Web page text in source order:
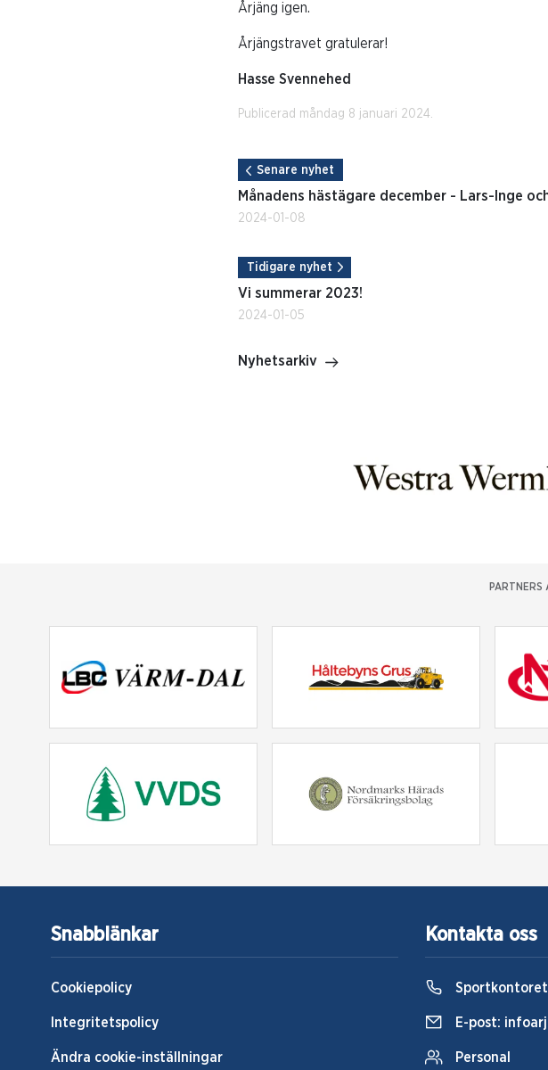
Årjäng igen.
Årjängstravet gratulerar!
Hasse Svennehed
Publicerad måndag 8 januari 2024.
Senare nyhet
Månadens hästägare december - Lars-Inge
2024-01-08
Tidigare nyhet
Vi summerar 2023!
2024-01-05
Nyhetsarkiv
PARTNERS
Snabblänkar
Cookiepolicy
Integritetspolicy
Ändra cookie-inställningar
Kontakta oss
E-post:
Personal